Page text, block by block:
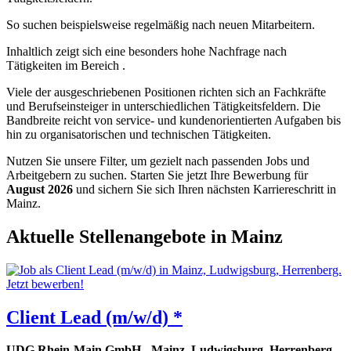
So suchen beispielsweise regelmäßig nach neuen Mitarbeitern.
Inhaltlich zeigt sich eine besonders hohe Nachfrage nach
Tätigkeiten im Bereich .
Viele der ausgeschriebenen Positionen richten sich an Fachkräfte
und Berufseinsteiger in unterschiedlichen Tätigkeitsfeldern. Die
Bandbreite reicht von service- und kundenorientierten Aufgaben bis
hin zu organisatorischen und technischen Tätigkeiten.
Nutzen Sie unsere Filter, um gezielt nach passenden Jobs und
Arbeitgebern zu suchen. Starten Sie jetzt Ihre Bewerbung für
August 2026 und sichern Sie sich Ihren nächsten Karriereschritt in
Mainz.
Aktuelle Stellenangebote in Mainz
Client Lead (m/w/d) *